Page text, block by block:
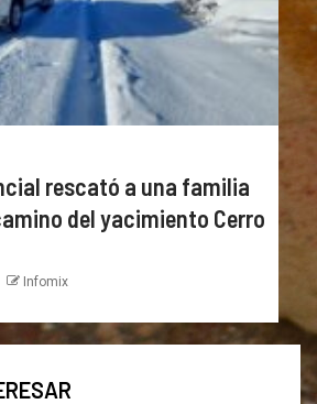
rescató a una familia
del yacimiento Cerro
Infomix